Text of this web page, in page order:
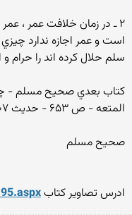
۲ ـ در زمان خلافت عمر ،
است و عمر اجازه ندارد چيزي
سلم حلال كرده اند را حرام و
كتاب بعدي صحيح مسلم -
المتعه - ص ۶۵۳ - حديث ۳۳۰۷ مي باشد.
صحيح مسلم
ادرس تصاویر کتاب